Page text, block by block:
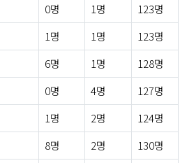
0명 1명
123명
1명 1명
123명
6명 1명
128명
0명 4명
127명
1명 2명
124명
8명 2명
130명